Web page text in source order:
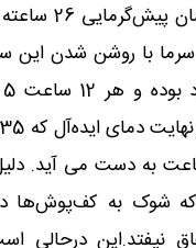
گرمایش از کف دارای زمان
با روشن شدن این
در طول 36 ساعت به دست می آید.
شوک به کف‌پوش‌ها
نیفتد.این درحالی